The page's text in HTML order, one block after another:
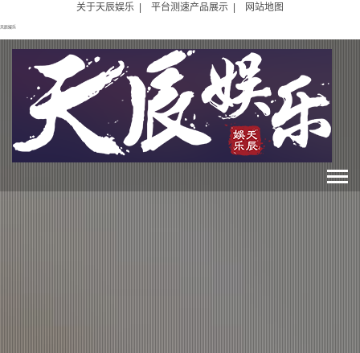
关于天辰娱乐 平台测速产品展示 网站地图
天辰娱乐